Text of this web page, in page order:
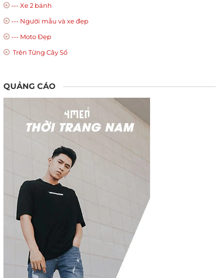
--- Xe 2 bánh
--- Người mẫu và xe đẹp
--- Moto Đẹp
Trên Từng Cây Số
QUẢNG CÁO